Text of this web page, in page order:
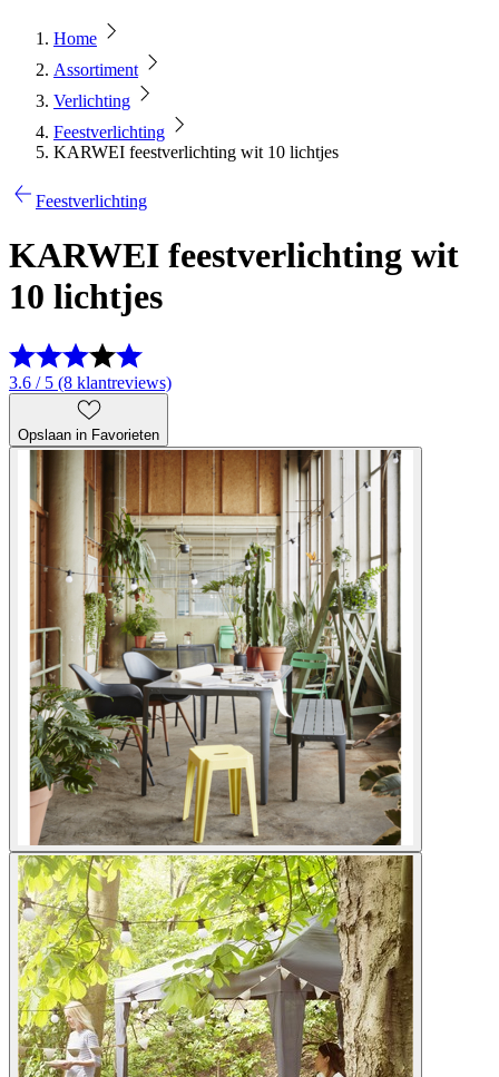
Home
Assortiment
Verlichting
Feestverlichting
KARWEI feestverlichting wit 10 lichtjes
Feestverlichting
KARWEI feestverlichting wit
10 lichtjes
3.6 / 5 (8 klantreviews)
Opslaan in Favorieten